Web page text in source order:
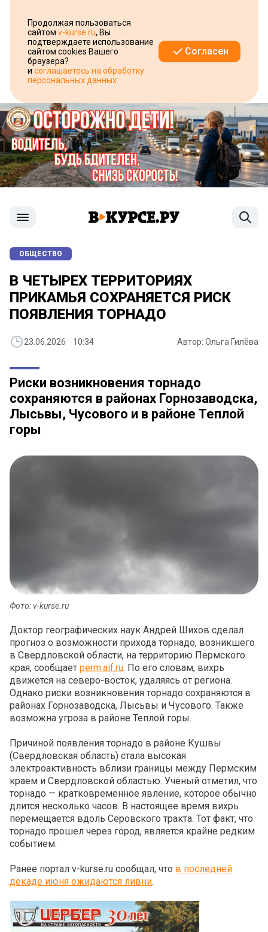
Продолжая пользоваться
сайтом v-kurse.ru, Вы
подтверждаете использование
сайтом cookies Вашего
браузера?
и соглашаетесь на обработку
персональных данных
Согласен
ОБЩЕСТВО
В ЧЕТЫРЕХ ТЕРРИТОРИЯХ
ПРИКАМЬЯ СОХРАНЯЕТСЯ РИСК
ПОЯВЛЕНИЯ ТОРНАДО
23.06.2026 10:34 Автор: Ольга Гилёва
Риски возникновения торнадо
сохраняются в районах Горнозаводска,
Лысьвы, Чусового и в районе Теплой
горы
Фото: v-kurse.ru
Доктор географических наук Андрей Шихов сделал
прогноз о возможности прихода торнадо, возникшего
в Свердловской области, на территорию Пермского
края, сообщает perm.aif.ru. По его словам, вихрь
движется на северо-восток, удаляясь от региона.
Однако риски возникновения торнадо сохраняются в
районах Горнозаводска, Лысьвы и Чусового. Также
возможна угроза в районе Теплой горы.
Причиной появления торнадо в районе Кушвы
(Свердловская область) стала высокая
электроактивность вблизи границы между Пермским
краем и Свердловской областью. Ученый отметил, что
торнадо — кратковременное явление, которое обычно
длится несколько часов. В настоящее время вихрь
перемещается вдоль Серовского тракта. Тот факт, что
торнадо прошел через город, является крайне редким
событием.
Ранее портал v-kurse.ru сообщал, что в последней
декаде июня ожидаются ливни.